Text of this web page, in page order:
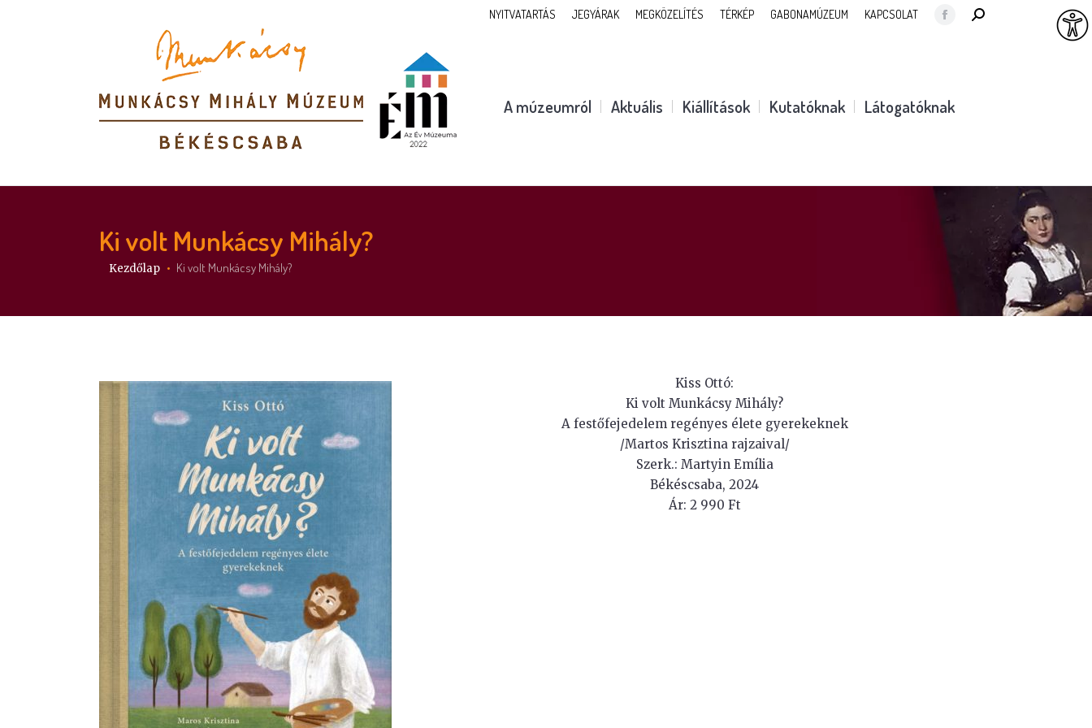
NYITVATARTÁS JEGYÁRAK MEGKÖZELÍTÉS TÉRKÉP GABONAMÚZEUM KAPCSOLAT
Facebook
new
SEARCH:
A múzeumról Aktuális Kiállítások Kutatóknak Látogatóknak
Ki volt Munkácsy Mihály?
Itt vagy:
Kezdőlap Ki volt Munkácsy Mihály?
Kiss Ottó:
Ki volt Munkácsy Mihály?
A festőfejedelem regényes élete gyerekeknek
/Martos Krisztina rajzaival/
Szerk.: Martyin Emília
Békéscsaba, 2024
Ár: 2 990 Ft